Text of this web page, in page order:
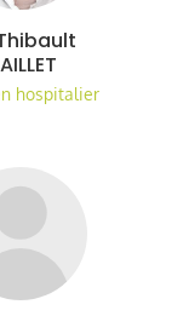
hospitalier